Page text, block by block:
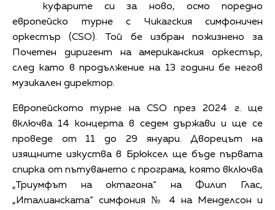
куфарите си за ново, осмо поредно
европейско турне с Чикагския симфоничен
оркестър (CSO). Той бе избран пожизнено за
Почетен диригент на американския оркестър,
след като в продължение на 13 години бе негов
музикален директор.
Европейското турне на CSO през 2024 г. ще
включва 14 концерта в седем държави и ще се
проведе от 11 до 29 януари. Дворецът на
изящните изкуства в Брюксел ще бъде първата
спирка от пътуването с програма, която включва
„Триумфът на октагона“ на Филип Глас,
„Италианската“ симфония № 4 на Менделсон и